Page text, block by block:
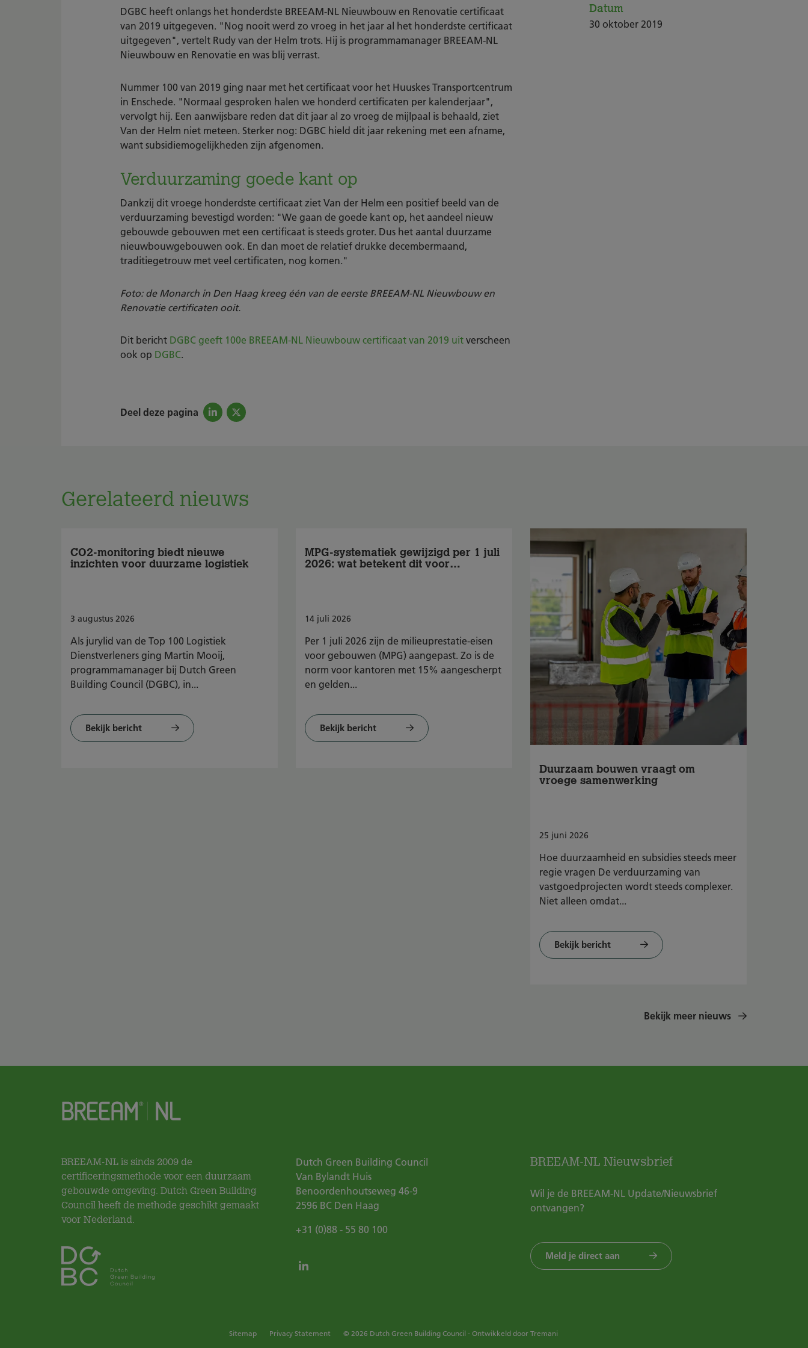
DGBC heeft onlangs het honderdste BREEAM-NL Nieuwbouw en Renovatie certificaat
van 2019 uitgegeven. "Nog nooit werd zo vroeg in het jaar al het honderdste certificaat
uitgegeven", vertelt Rudy van der Helm trots. Hij is programmamanager BREEAM-NL
Nieuwbouw en Renovatie en was blij verrast.
Nummer 100 van 2019 ging naar met het certificaat voor het Huuskes Transportcentrum
in Enschede. "Normaal gesproken halen we honderd certificaten per kalenderjaar",
vervolgt hij. Een aanwijsbare reden dat dit jaar al zo vroeg de mijlpaal is behaald, ziet
Van der Helm niet meteen. Sterker nog: DGBC hield dit jaar rekening met een afname,
want subsidiemogelijkheden zijn afgenomen.
Verduurzaming goede kant op
Dankzij dit vroege honderdste certificaat ziet Van der Helm een positief beeld van de
verduurzaming bevestigd worden: "We gaan de goede kant op, het aandeel nieuw
gebouwde gebouwen met een certificaat is steeds groter. Dus het aantal duurzame
nieuwbouwgebouwen ook. En dan moet de relatief drukke decembermaand,
traditiegetrouw met veel certificaten, nog komen."
Foto: de Monarch in Den Haag kreeg één van de eerste BREEAM-NL Nieuwbouw en
Renovatie certificaten ooit.
Dit bericht DGBC geeft 100e BREEAM-NL Nieuwbouw certificaat van 2019 uitverscheen
ook op DGBC.
Deel deze pagina
Datum
30 oktober 2019
Gerelateerd nieuws
CO2-monitoring biedt nieuwe
inzichten voor duurzame logistiek
3 augustus 2026
Als jurylid van de Top 100 Logistiek
Dienstverleners ging Martin Mooij,
programmamanager bij Dutch Green
Building Council (DGBC), in...
Bekijk bericht
MPG-systematiek gewijzigd per 1 juli
2026: wat betekent dit voor
14 juli 2026
Per 1 juli 2026 zijn de milieuprestatie-eisen
voor gebouwen (MPG) aangepast. Zo is de
norm voor kantoren met 15% aangescherpt
en gelden...
Bekijk bericht
Duurzaam bouwen vraagt om
vroege samenwerking
25 juni 2026
Hoe duurzaamheid en subsidies steeds meer
regie vragen De verduurzaming van
vastgoedprojecten wordt steeds complexer.
Niet alleen omdat...
Bekijk bericht
Bekijk meer nieuws
BREEAM-NL is sinds 2009 de
certificeringsmethode voor een duurzaam
gebouwde omgeving. Dutch Green Building
Council heeft de methode geschikt gemaakt
voor Nederland.
Dutch Green Building Council
Van Bylandt Huis
Benoordenhoutseweg 46-9
2596 BC Den Haag
+31 (0)88 - 55 80 100
BREEAM-NL Nieuwsbrief
Wil je de BREEAM-NL Update/Nieuwsbrief
ontvangen?
Meld je direct aan
Sitemap Privacy Statement © 2026 Dutch Green Building Council - Ontwikkeld door Tremani